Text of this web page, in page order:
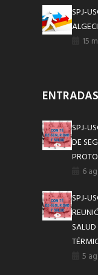
SPJ-
15
SPJ-
DE
6
SPJ-
5